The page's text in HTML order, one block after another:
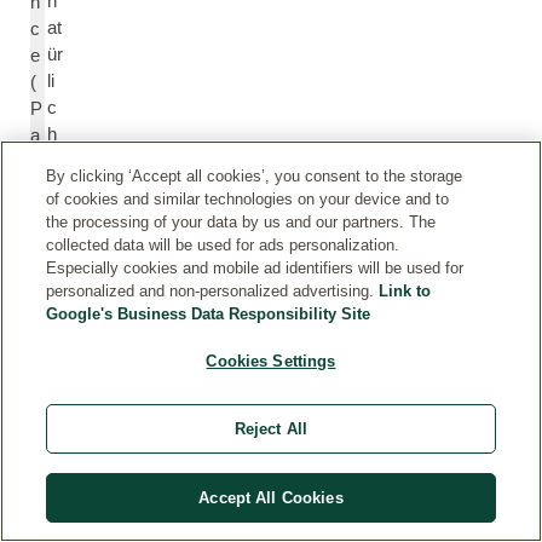
c
e
(
P
a
at
ür
li
c
h
n
ät
h
er
is
c
n
le
n
By clicking ‘Accept all cookies’, you consent to the storage
of cookies and similar technologies on your device and to
the processing of your data by us and our partners. The
collected data will be used for ads personalization.
Especially cookies and mobile ad identifiers will be used for
personalized and non-personalized advertising. Link to
Google's Business Data Responsibility Site
Cookies Settings
Reject All
Accept All Cookies